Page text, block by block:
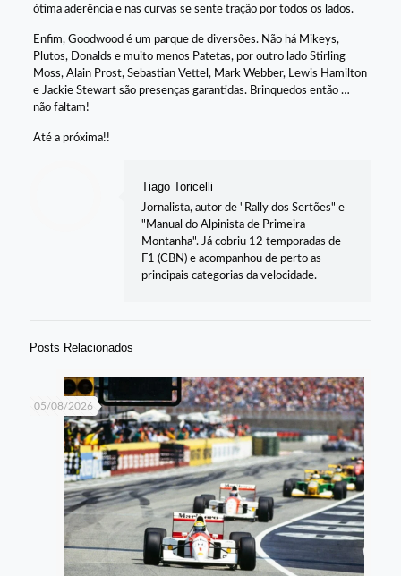
ótima aderência e nas curvas se sente tração por todos os lados.
Enfim, Goodwood é um parque de diversões. Não há Mikeys,
Plutos, Donalds e muito menos Patetas, por outro lado Stirling
Moss, Alain Prost, Sebastian Vettel, Mark Webber, Lewis Hamilton
e Jackie Stewart são presenças garantidas. Brinquedos então …
não faltam!
Até a próxima!!
Tiago Toricelli
Jornalista, autor de "Rally dos Sertões" e
"Manual do Alpinista de Primeira
Montanha". Já cobriu 12 temporadas de
F1 (CBN) e acompanhou de perto as
principais categorias da velocidade.
Posts Relacionados
05/08/2026